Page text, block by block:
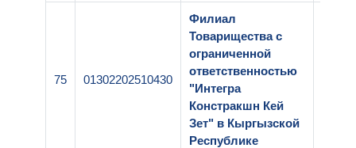
75 01302202510430
Филиал
Товарищества с
ограниченной
ответственностью
"Интегра
Констракшн Кей
Зет" в Кыргызской
Республике